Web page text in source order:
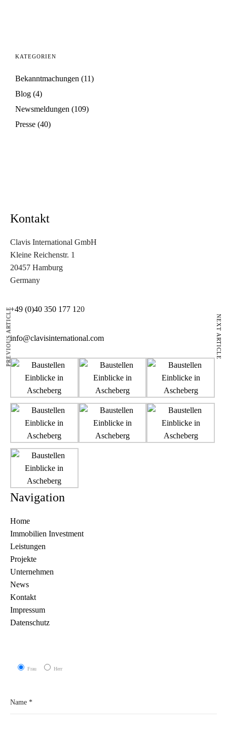
PREVIOUS ARTICLE NEXT ARTICLE
KATEGORIEN
Bekanntmachungen (11)
Blog (4)
Newsmeldungen (109)
Presse (40)
Kontakt
Clavis International GmbH
Kleine Reichenstr. 1
20457 Hamburg
Germany
+49 (0)40 350 177 1 20
info@clavisinternational.com
Navigation
Home
Immobilien Investment
Leistungen
Projekte
Unternehmen
News
Kontakt
Impressum
Datenschutz
Frau Herr